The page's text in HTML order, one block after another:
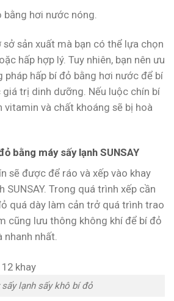
bằng hơi nước nóng.
sở sản xuất mà bạn có thể lựa chọn
hấp hợp lý. Tuy nhiên, bạn nên ưu
pháp hấp bí đỏ bằng hơi nước để bí
trị dinh dưỡng. Nếu luộc chín bí
và chất khoáng sẽ bị hoà
bằng máy sấy lạnh SUNSAY
sẽ được để ráo và xếp vào khay
SUNSAY. Trong quá trình xếp cần
quá dày làm cản trở quá trình trao
cũng lưu thông không khí để bí đỏ
nhanh nhất.
sấy lạnh sấy khô bí đỏ